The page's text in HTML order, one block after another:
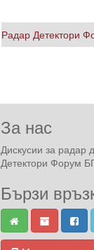
Радар Детектори
За нас
Дискусии за радар
Детектори Форум
Бързи